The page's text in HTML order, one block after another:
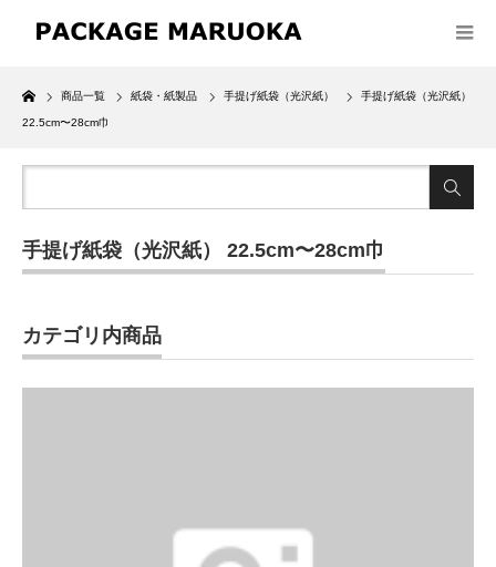
Home
商品一覧 紙袋・紙製品 手提げ紙袋（光沢紙） 手提げ紙袋（光沢紙）
22.5cm〜28cm巾
手提げ紙袋（光沢紙） 22.5cm〜28cm巾
カテゴリ内商品